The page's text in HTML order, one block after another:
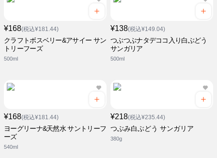
¥168(税込¥181.44)
クラフトボスベリー&アサイー サン
トリーフーズ
500ml
¥138(税込¥149.04)
つぶつぶナタデココ入り白ぶどう
サンガリア
500ml
¥168(税込¥181.44)
ヨーグリーナ&天然水 サントリーフ
ーズ
540ml
¥218(税込¥235.44)
つぶみ白ぶどう サンガリア
380g